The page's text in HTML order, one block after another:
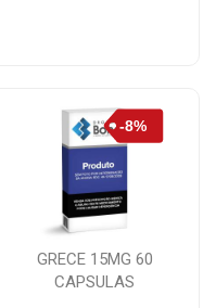
GRECE 15MG 60
CAPSULAS